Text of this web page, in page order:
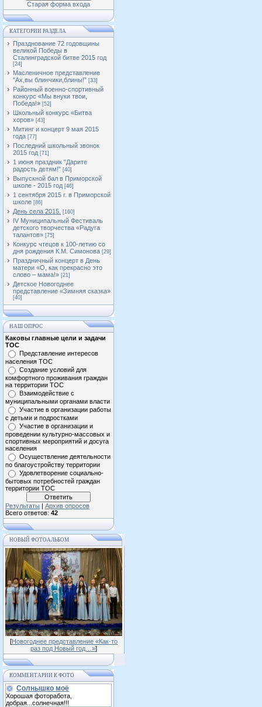
Старая форма входа
КАТЕГОРИИ РАЗДЕЛА
Празднование 72 годовщины
великой Победы в
Сталинградской битве 2015 год
[24]
Масленичное представление
"Ах,вы блинчики,блины!" [33]
Районный военно-спортивный
конкурс «Мы внуки твои,
Победа!» [52]
Школьный конкурс «Битва
хоров» [43]
Митинг и концерт 9 мая 2015
года [77]
Последний школьный звонок
2015 год [71]
1 июня праздник "Дарите
радость детям!" [40]
Выпускной бал в Приморской
школе - 2015 год [46]
1 сентября 2015 г. в Приморской
школе [86]
День села 2015. [160]
IV Муниципальный Фестиваль
детского творчества «Радуга
талантов» [75]
Конкурс чтецов к 100-летию со
дня рождения К.М. Симонова [29]
Праздничный концерт в День
матери «О, как прекрасно это
слово – мама!» [21]
Детское Новогоднее
представление «Зимняя сказка»
[40]
НАШ ОПРОС
Каковы главные цели и задачи
ТОС
Представление интересов
населения ТОС
Создание условий для
комфортного проживания граждан
на территории ТОС
Взаимодействие с
муниципальными органами власти
Участие в организации работы
с детьми и подростками
Участие в организации и
проведении культурно-массовых и
спортивных мероприятий и досуга
населения
Осуществление деятельности
по благоустройству территории
Удовлетворение социально-
бытовых потребностей граждан
территории ТОС
Результаты | Архив опросов
Всего ответов: 42
НОВЫЙ ФОТОАЛЬБОМ
[Новогоднее представление «Как-то
раз под Новый год…»]
КОММЕНТАРИИ К ФОТО
Солнышко моё
Хорошая фоторабота,
добрая...солнечная!!!